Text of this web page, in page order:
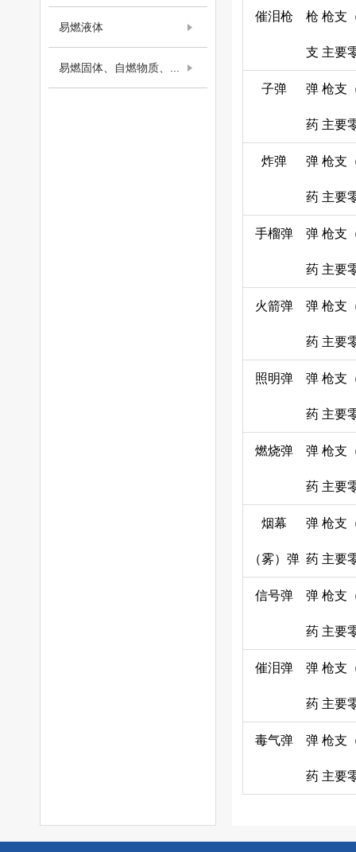
易燃液体
易燃固体、自燃物质、...
催泪枪 枪
支
枪支
主要
子弹 弹
药
枪支
主要
炸弹 弹
药
枪支
主要
手榴弹 弹
药
枪支
主要
火箭弹 弹
药
枪支
主要
照明弹 弹
药
枪支
主要
燃烧弹 弹
药
枪支
主要
烟幕
（雾）弹
弹
药
枪支
主要
信号弹 弹
药
枪支
主要
催泪弹 弹
药
枪支
主要
毒气弹 弹
药
枪支
主要